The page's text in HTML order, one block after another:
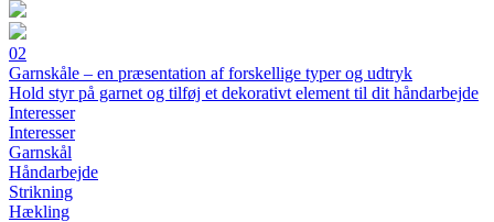
02
Garnskåle – en præsentation af forskellige typer og udtryk
Hold styr på garnet og tilføj et dekorativt element til dit håndarbejde
Interesser
Interesser
Garnskål
Håndarbejde
Strikning
Hækling